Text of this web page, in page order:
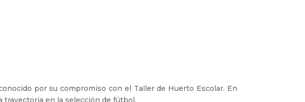
por su compromiso con el Taller de Huerto Escolar. En
trayectoria en la selección de fútbol.